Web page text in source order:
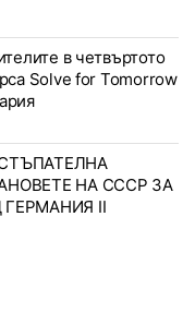
в четвъртото
Solve for Tomorrow
НА СССР ЗА
II